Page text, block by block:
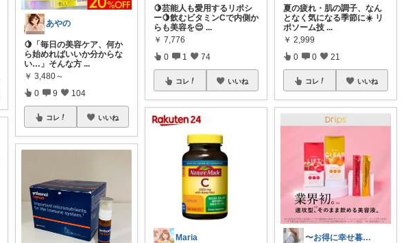
あやの
🍋「毎日の美容ケア、何か
ら始めればいいか分からな
い…」そんな方 ...
￥ 3,480～
0 9 104
コレ いいね
🍋芸能人も愛用するリポシ
ー🍋飲むビタミンCで内側か
らも美容を😌 ...
￥ 7,776
0 1 74
コレ いいね
Maria
夏の疲れ・肌の調子、なん
となく気になる季節に☀️ リ
ポソーム技 ...
￥ 2,999
0 0 21
コレ いいね
〜お得に幸せ暮らし〜